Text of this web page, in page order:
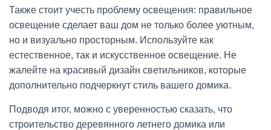
Также стоит учесть проблему освещения: правильное
освещение сделает ваш дом не только более уютным,
но и визуально просторным. Используйте как
естественное, так и искусственное освещение. Не
жалейте на красивый дизайн светильников, которые
дополнительно подчеркнут стиль вашего домика.
Подводя итог, можно с уверенностью сказать, что
строительство деревянного летнего домика или